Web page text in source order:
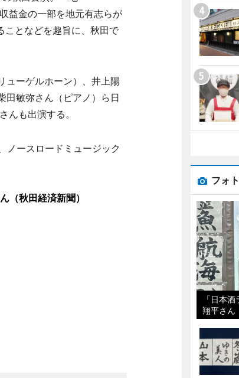
益金の一部を地元有志らが
ことなどを趣旨に、秋田で
ューゲルホーン）、井上陽
田敏弥さん（ピアノ）ら日
んも出演する。
ースロードミュージック
（秋田経済新聞）
フォ
「日本
翔平さん